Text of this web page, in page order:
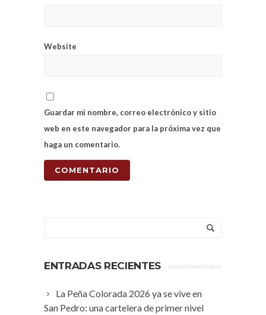
Website
Guardar mi nombre, correo electrónico y sitio
web en este navegador para la próxima vez que
haga un comentario.
ENTRADAS RECIENTES
La Peña Colorada 2026 ya se vive en
San Pedro: una cartelera de primer nivel